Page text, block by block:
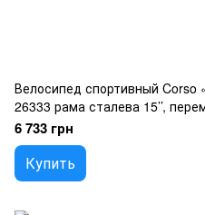
Велосипед спортивный Corso
26333 рама сталева 15’’,
зібран на 75
6 733 грн
Купить